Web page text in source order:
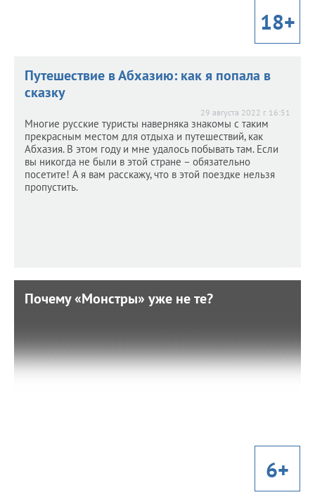
18+
Путешествие в Абхазию: как я попала в
сказку
29 августа 2022 г. 16:51
Многие русские туристы наверняка знакомы с таким
прекрасным местом для отдыха и путешествий, как
Абхазия. В этом году и мне удалось побывать там. Если
вы никогда не были в этой стране – обязательно
посетите! А я вам расскажу, что в этой поездке нельзя
пропустить.
Почему «Монстры» уже не те?
Почему «Монстры» уже не те?
Обсуждаем премьеру: преимущества и недостатки
мультфильма.
6+